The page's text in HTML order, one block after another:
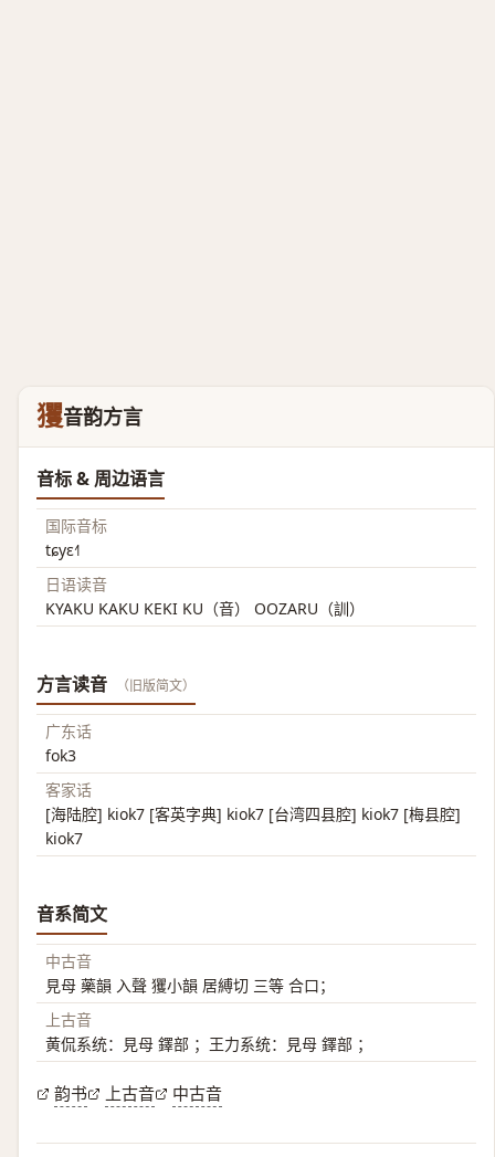
玃音韵方言
音标 & 周边语言
国际音标
tɕyɛ˧˥
日语读音
KYAKU KAKU KEKI KU（音） OOZARU（訓）
方言读音 （旧版简文）
广东话
fok3
客家话
[海陆腔] kiok7 [客英字典] kiok7 [台湾四县腔] kiok7 [梅县腔]
kiok7
音系简文
中古音
見母 藥韻 入聲 玃小韻 居縛切 三等 合口；
上古音
黄侃系统：見母 鐸部 ；王力系统：見母 鐸部 ；
韵书 上古音 中古音